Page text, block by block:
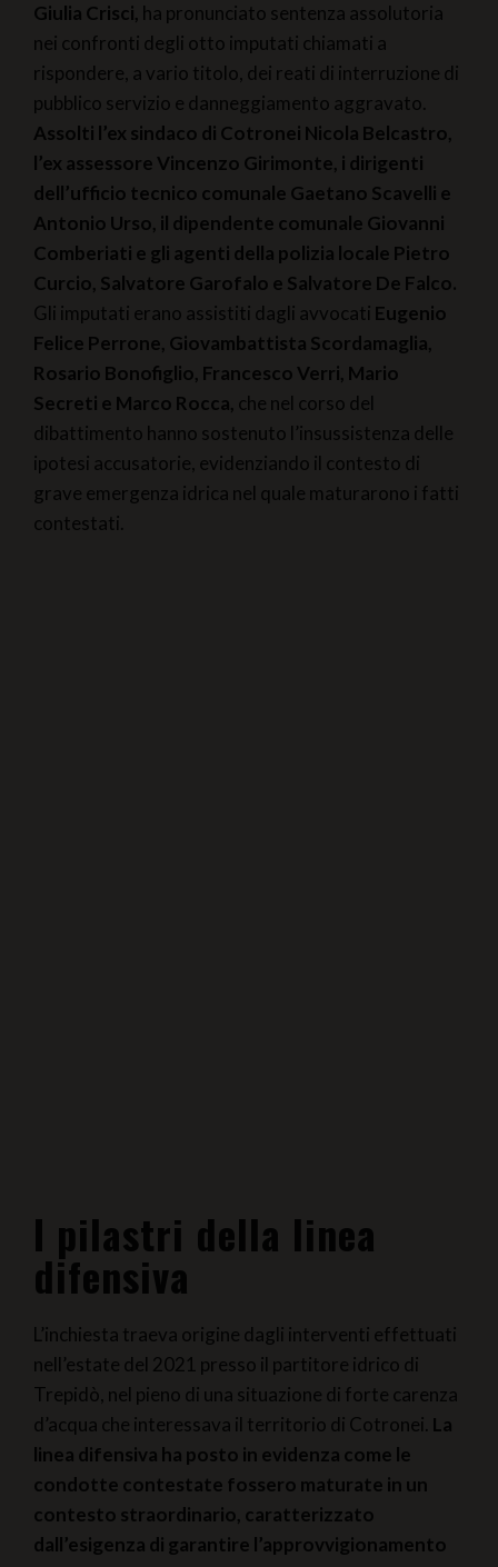
Giulia Crisci, ha pronunciato sentenza assolutoria
nei confronti degli otto imputati chiamati a
rispondere, a vario titolo, dei reati di interruzione di
pubblico servizio e danneggiamento aggravato.
Assolti l’ex sindaco di Cotronei Nicola Belcastro,
l’ex assessore Vincenzo Girimonte, i dirigenti
dell’ufficio tecnico comunale Gaetano Scavelli e
Antonio Urso, il dipendente comunale Giovanni
Comberiati e gli agenti della polizia locale Pietro
Curcio, Salvatore Garofalo e Salvatore De Falco.
Gli imputati erano assistiti dagli avvocati Eugenio
Felice Perrone, Giovambattista Scordamaglia,
Rosario Bonofiglio, Francesco Verri, Mario
Secreti e Marco Rocca, che nel corso del
dibattimento hanno sostenuto l’insussistenza delle
ipotesi accusatorie, evidenziando il contesto di
grave emergenza idrica nel quale maturarono i fatti
contestati.
I pilastri della linea
difensiva
L’inchiesta traeva origine dagli interventi effettuati
nell’estate del 2021 presso il partitore idrico di
Trepidò, nel pieno di una situazione di forte carenza
d’acqua che interessava il territorio di Cotronei. La
linea difensiva ha posto in evidenza come le
condotte contestate fossero maturate in un
contesto straordinario, caratterizzato
dall’esigenza di garantire l’approvvigionamento